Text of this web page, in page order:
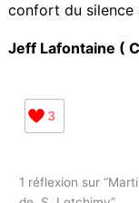
méthodiquement
c’est bien vous –
et d’agir, qui
accompagné,